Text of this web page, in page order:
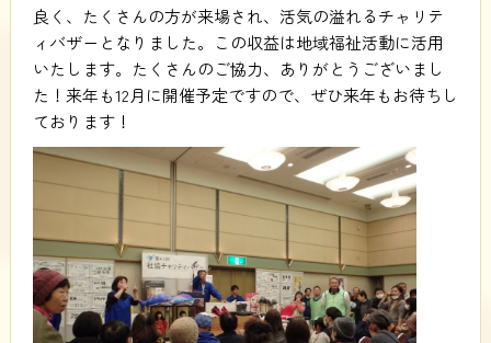
良く、たくさんの方が来場され、活気の溢れるチャリテ
ィバザーとなりました。この収益は地域福祉活動に活用
いたします。たくさんのご協力、ありがとうございまし
た！来年も12月に開催予定ですので、ぜひ来年もお待ちし
ております！